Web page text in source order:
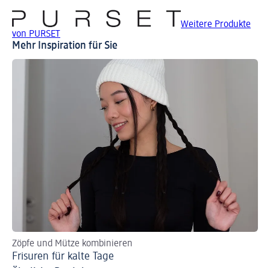
Weitere Produkte
von PURSET
Mehr Inspiration für Sie
Zöpfe und Mütze kombinieren
Frisuren für kalte Tage